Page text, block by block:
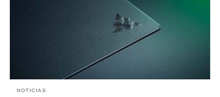
NOTICIAS